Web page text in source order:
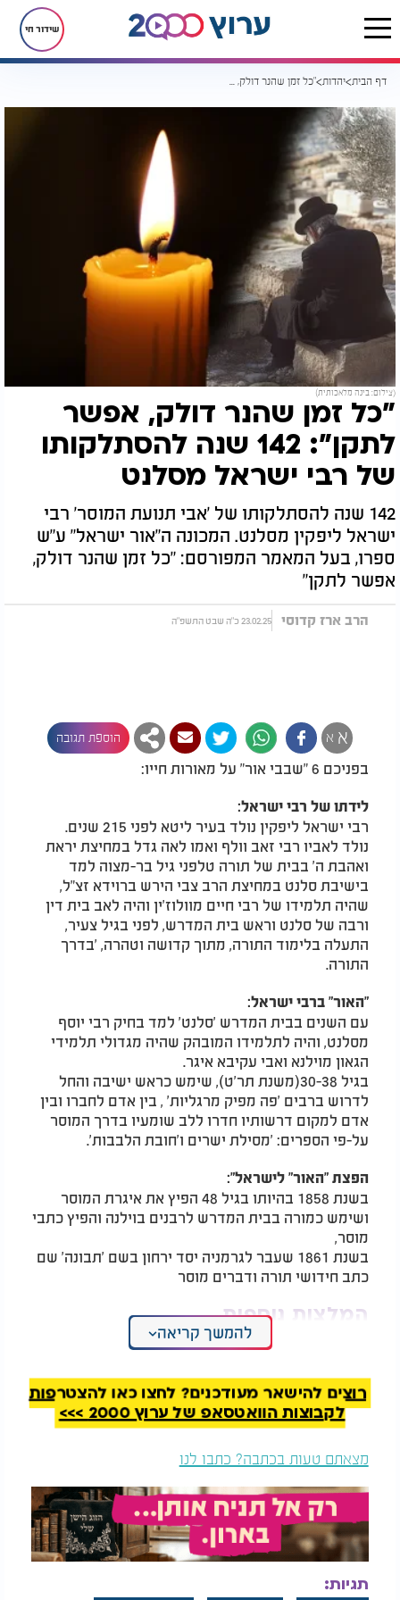
שידור חי
דף הבית יהדות "כל זמן שהנר דולק, אפשר לתקן": 142 שנה להסתלקותו של רבי ישראל מסלנט
(צילום: בינה מלאכותית)
"כל זמן שהנר דולק, אפשר
לתקן": 142 שנה להסתלקותו
של רבי ישראל מסלנט
142 שנה להסתלקותו של 'אבי תנועת המוסר' רבי
ישראל ליפקין מסלנט. המכונה ה"אור ישראל" ע"ש
ספרו, בעל המאמר המפורסם: "כל זמן שהנר דולק,
אפשר לתקן"
הרב ארז קדוסי 23.02.25 כ"ה שבט התשפ"ה
א א הוספת תגובה
בפניכם 6 "שבבי אור" על מאורות חייו:
לידתו של רבי ישראל:
רבי ישראל ליפקין נולד בעיר ליטא לפני 215 שנים.
נולד לאביו רבי זאב וולף ואמו לאה גדל במחיצת יראת
ואהבת ה' בבית של תורה טלפני גיל בר-מצוה למד
בישיבת סלנט במחיצת הרב צבי הירש ברוידא זצ"ל,
שהיה תלמידו של רבי חיים מוולוז'ין והיה לאב בית דין
ורבה של סלנט וראש בית המדרש, לפני בגיל צעיר,
התעלה בלימוד התורה, מתוך קדושה וטהרה, 'בדרך
התורה.
"האור" ברבי ישראל:
עם השנים בבית המדרש 'סלנט' למד בחיק רבי יוסף
מסלנט, והיה לתלמידו המובהק שהיה מגדולי תלמידי
הגאון מוילנא ואבי עקיבא איגר.
בגיל 30-38(משנת תר'ט), שימש כראש ישיבה והחל
לדרוש ברבים 'פה מפיק מרגליות' , בין אדם לחברו ובין
אדם למקום דרשותיו חדרו ללב שומעיו בדרך המוסר
על-פי הספרים: 'מסילת ישרים ו'חובת הלבבות'.
הפצת "האור" לישראל":
בשנת 1858 בהיותו בגיל 48 הפיץ את איגרת המוסר
ושימש כמורה בבית המדרש לרבנים בוילנה והפיץ כתבי
מוסר,
בשנת 1861 שעבר לגרמניה יסד ירחון בשם 'תבונה' שם
כתב חידושי תורה ודברים מוסר
המלצות נוספות
יובל המבולבל: "תכבדו
את ההורים"
איך דבש דבורים כשר
מהתורה? רק כיום
המדע גילה את הסיבה
הפצת מוסר:
בגיל 70 (בשנת 1880) יסד כולל אברכים, ןפעל בהקמת
מטרתו להפיץ את תורת התלמוד בכל אירופה,
להמשך קריאה
רוצים להישאר מעודכנים? לחצו כאן להצטרפות
לקבוצות הוואטסאפ של ערוץ 2000 >>>
מצאתם טעות בכתבה? כתבו לנו
תגיות: